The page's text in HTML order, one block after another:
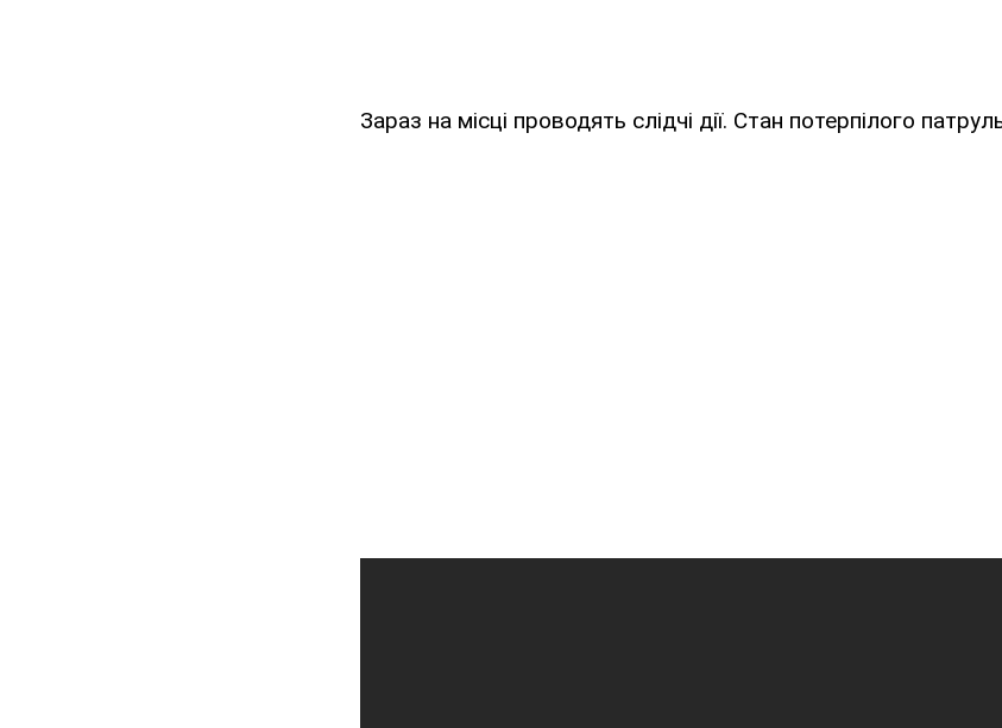
Зараз на місці проводять слідчі дії. Стан потерпілого